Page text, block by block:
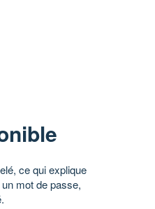
ce qui explique
mot de passe,